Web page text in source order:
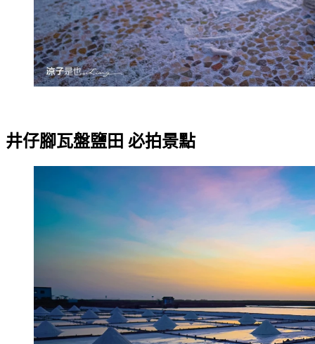
井仔腳瓦盤鹽田 必拍景點